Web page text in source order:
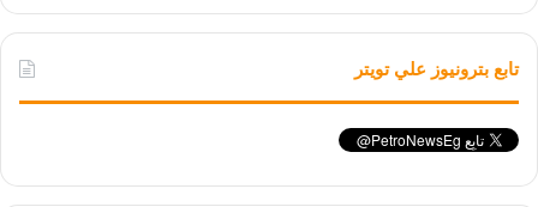
تابع بترونيوز علي تويتر